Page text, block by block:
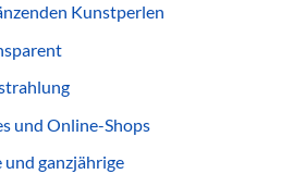
Kunstperlen
und Online-Shops
ganzjährige